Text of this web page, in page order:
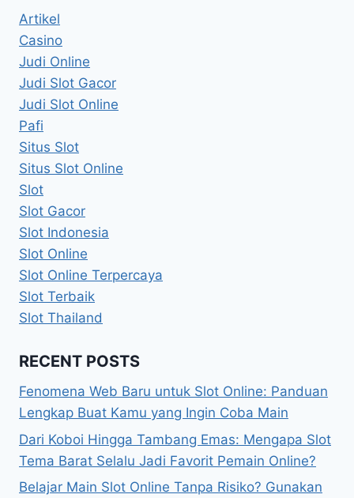
Artikel
Casino
Judi Online
Judi Slot Gacor
Judi Slot Online
Pafi
Situs Slot
Situs Slot Online
Slot
Slot Gacor
Slot Indonesia
Slot Online
Slot Online Terpercaya
Slot Terbaik
Slot Thailand
RECENT POSTS
Fenomena Web Baru untuk Slot Online: Panduan
Lengkap Buat Kamu yang Ingin Coba Main
Dari Koboi Hingga Tambang Emas: Mengapa Slot
Tema Barat Selalu Jadi Favorit Pemain Online?
Belajar Main Slot Online Tanpa Risiko? Gunakan